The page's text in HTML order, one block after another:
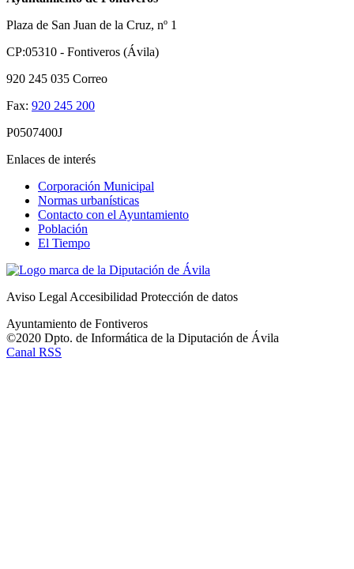
Plaza de San Juan de la Cruz, nº 1
CP:05310 - Fontiveros (Ávila)
920 245 035 Correo
Fax: 920 245 200
P0507400J
Enlaces de interés
Corporación Municipal
Normas urbanísticas
Contacto con el Ayuntamiento
Población
El Tiempo
Aviso Legal Accesibilidad Protección de datos
Ayuntamiento de Fontiveros
©2020 Dpto. de Informática de la Diputación de Ávila
Canal RSS